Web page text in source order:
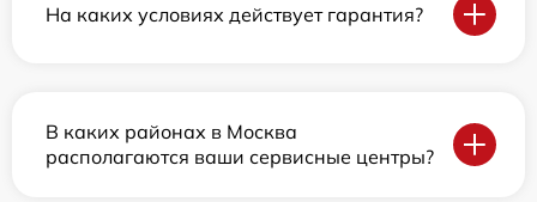
На каких условиях действует гарантия?
В каких районах в Москва
располагаются ваши сервисные центры?